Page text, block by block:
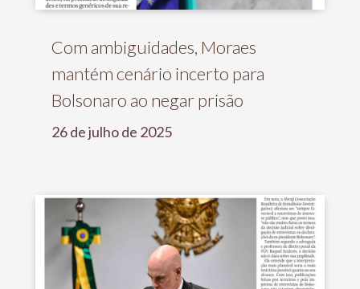
Com ambiguidades, Moraes
mantém cenário incerto para
Bolsonaro ao negar prisão
26 de julho de 2025